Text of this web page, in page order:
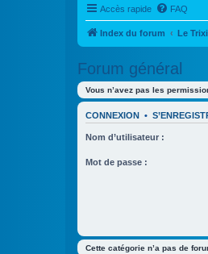
Accès rapide FAQ
Index du forum Le
Forum général
Vous n’avez pas les
CONNEXION •
Nom d’utilisateur :
Mot de passe :
Cette catégorie n’a pas de